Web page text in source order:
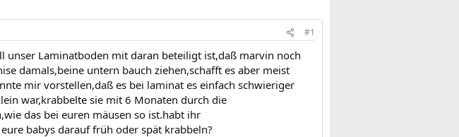
#1
unser Laminatboden mit daran beteiligt ist,daß marvin noch
damals,beine untern bauch ziehen,schafft es aber meist
mir vorstellen,daß es bei laminat es einfach schwieriger
war,krabbelte sie mit 6 Monaten durch die
das bei euren mäusen so ist.habt ihr
babys darauf früh oder spät krabbeln?